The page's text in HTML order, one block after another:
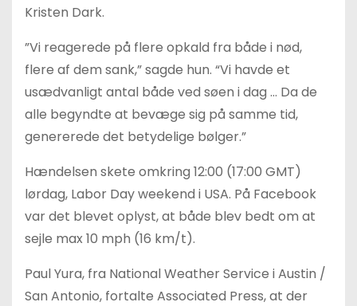
Kristen Dark.
”Vi reagerede på flere opkald fra både i nød,
flere af dem sank,” sagde hun. “Vi havde et
usædvanligt antal både ved søen i dag … Da de
alle begyndte at bevæge sig på samme tid,
genererede det betydelige bølger.”
Hændelsen skete omkring 12:00 (17:00 GMT)
lørdag, Labor Day weekend i USA. På Facebook
var det blevet oplyst, at både blev bedt om at
sejle max 10 mph (16 km/t).
Paul Yura, fra National Weather Service i Austin /
San Antonio, fortalte Associated Press, at der